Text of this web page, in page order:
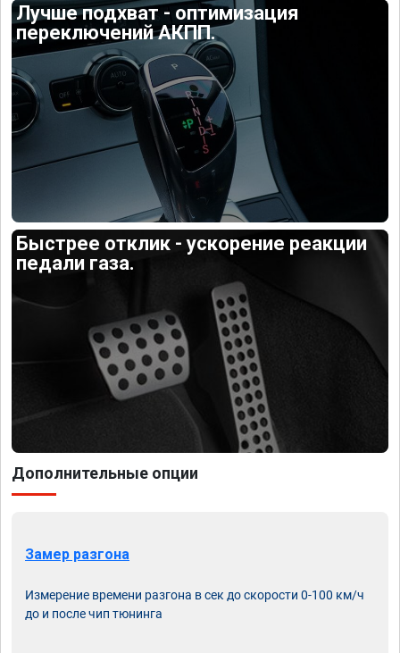
Лучше подхват - оптимизация
переключений АКПП.
Быстрее отклик - ускорение реакции
педали газа.
Дополнительные опции
Замер разгона
Измерение времени разгона в сек до скорости 0-100 км/ч
до и после чип тюнинга